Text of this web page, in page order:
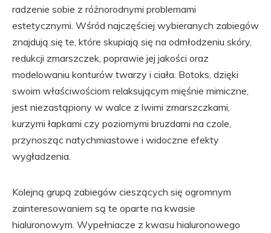
radzenie sobie z różnorodnymi problemami
estetycznymi. Wśród najczęściej wybieranych zabiegów
znajdują się te, które skupiają się na odmłodzeniu skóry,
redukcji zmarszczek, poprawie jej jakości oraz
modelowaniu konturów twarzy i ciała. Botoks, dzięki
swoim właściwościom relaksującym mięśnie mimiczne,
jest niezastąpiony w walce z lwimi zmarszczkami,
kurzymi łapkami czy poziomymi bruzdami na czole,
przynosząc natychmiastowe i widoczne efekty
wygładzenia.
Kolejną grupą zabiegów cieszących się ogromnym
zainteresowaniem są te oparte na kwasie
hialuronowym. Wypełniacze z kwasu hialuronowego